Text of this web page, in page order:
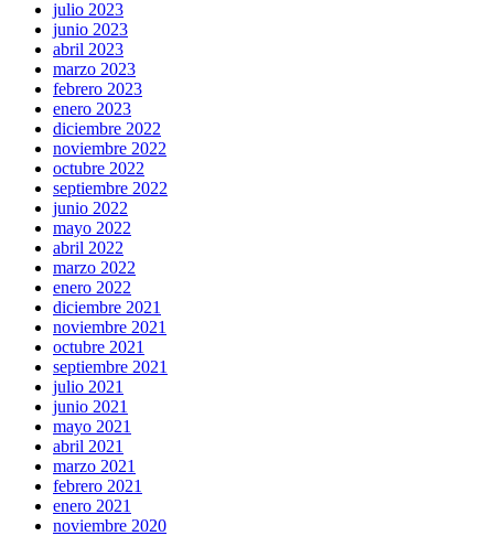
julio 2023
junio 2023
abril 2023
marzo 2023
febrero 2023
enero 2023
diciembre 2022
noviembre 2022
octubre 2022
septiembre 2022
junio 2022
mayo 2022
abril 2022
marzo 2022
enero 2022
diciembre 2021
noviembre 2021
octubre 2021
septiembre 2021
julio 2021
junio 2021
mayo 2021
abril 2021
marzo 2021
febrero 2021
enero 2021
noviembre 2020